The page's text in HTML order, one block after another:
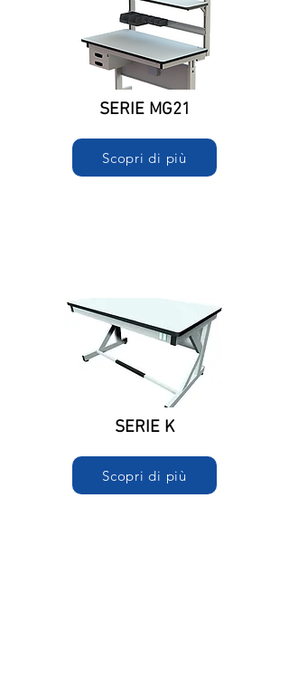
SERIE MG21
Scopri di più
SERIE K
Scopri di più